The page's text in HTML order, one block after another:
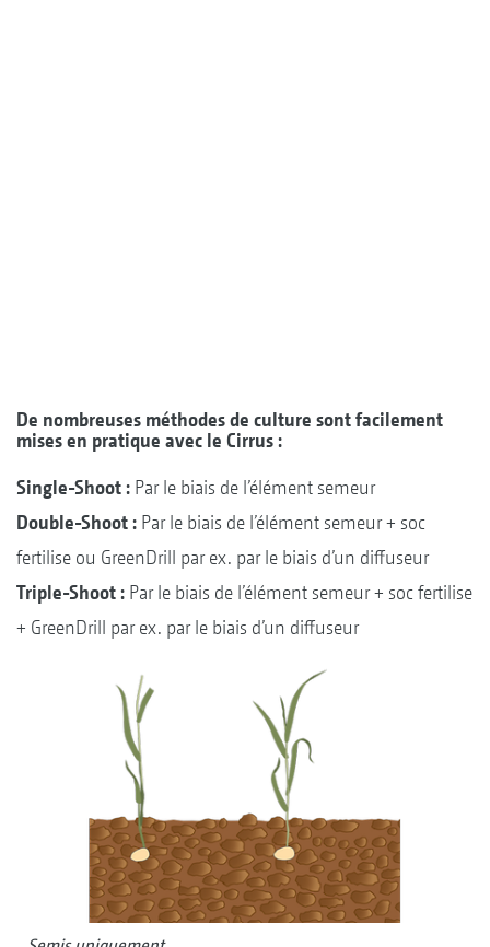
De nombreuses méthodes de culture sont facilement
mises en pratique avec le Cirrus :
Single-Shoot : Par le biais de l’élément semeur
Double-Shoot : Par le biais de l’élément semeur + soc
fertilise ou GreenDrill par ex. par le biais d’un diffuseur
Triple-Shoot : Par le biais de l’élément semeur + soc fertilise
+ GreenDrill par ex. par le biais d’un diffuseur